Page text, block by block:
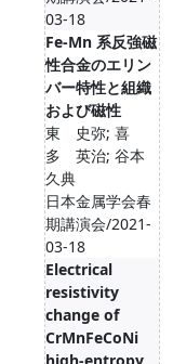
03-18
Fe-Mn 系反強磁
性合金のエリン
バー特性と組織
および磁性
東 史弥; 喜
多 英治; 谷本
久典
日本金属学会春
期講演会/2021-
03-18
Electrical
resistivity
change of
CrMnFeCoNi